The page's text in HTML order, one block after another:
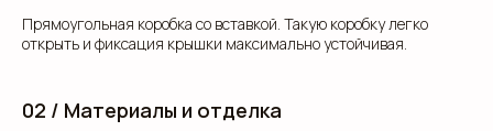
Прямоугольная коробка со вставкой. Такую коробку легко
открыть и фиксация крышки максимально устойчивая.
02 / Материалы и отделка